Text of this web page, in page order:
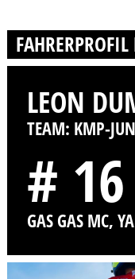
FAHRERPROFIL
LEON
TEAM: KMP-
# 16
GAS GAS MC,